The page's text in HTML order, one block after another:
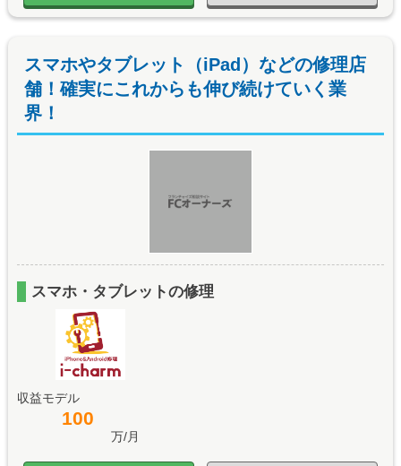
スマホやタブレット（iPad）などの修理店
舗！確実にこれからも伸び続けていく業
界！
スマホ・タブレットの修理
収益モデル
100
万/月